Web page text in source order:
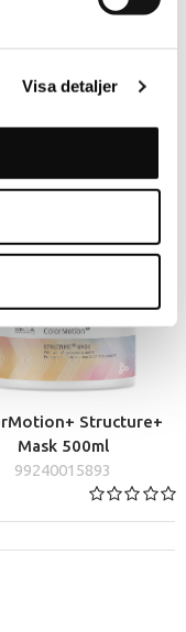
Visa detaljer
99240015902
Structure+
Mask 500ml
99240015893